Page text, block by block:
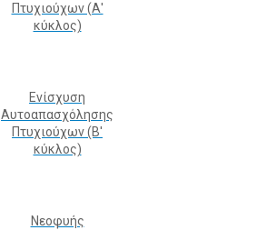
Πτυχιούχων (Α'
κύκλος)
Ενίσχυση
Αυτοαπασχόλησης
Πτυχιούχων (Β'
κύκλος)
Νεοφυής